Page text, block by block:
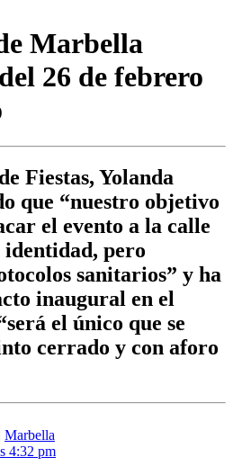
Marbella
26 de febrero
Fiestas, Yolanda
que “nuestro objetivo
el evento a la calle
pero
sanitarios” y ha
inaugural en el
el único que se
cerrado y con aforo
Marbella
4:32 pm